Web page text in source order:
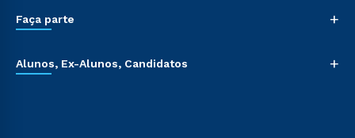
Faça parte +
Alunos, Ex-Alunos, Candidatos +